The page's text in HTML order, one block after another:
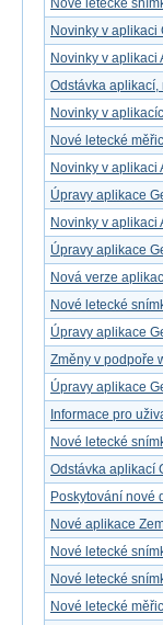
Nové letecké
Novinky v aplikaci
Novinky v aplikaci
Odstávka
Novinky v
Nové letecké
Novinky v aplikaci
Úpravy aplikace
Novinky v aplikaci
Úpravy aplikace
Nová verze
Nové letecké
Úpravy aplikace
Změny v podpoře
Úpravy aplikace
Informace pro
Nové letecké
Odstávka aplikací
Poskytování nové
Nové aplikace
Nové letecké
Nové letecké
Nové letecké